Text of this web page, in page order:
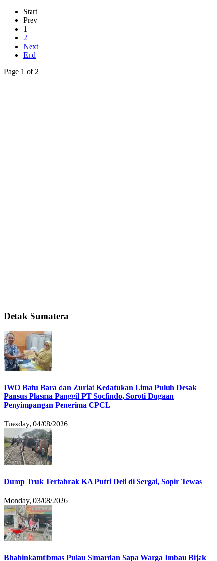
Start
Prev
1
2
Next
End
Page 1 of 2
Detak Sumatera
IWO Batu Bara dan Zuriat Kedatukan Lima Puluh Desak
Pansus Plasma Panggil PT Socfindo, Soroti Dugaan
Penyimpangan Penerima CPCL
Tuesday, 04/08/2026
Dump Truk Tertabrak KA Putri Deli di Sergai, Sopir Tewas
Monday, 03/08/2026
Bhabinkamtibmas Pulau Simardan Sapa Warga Imbau Bijak